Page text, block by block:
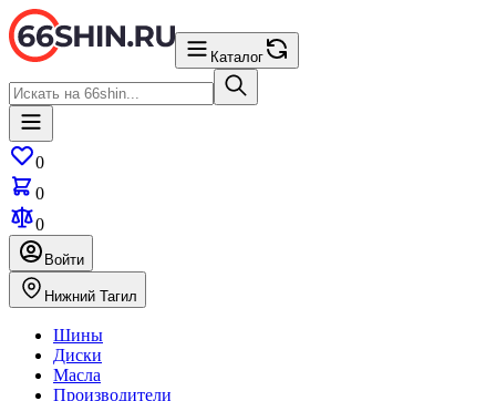
Каталог
0
0
0
Войти
Нижний Тагил
Шины
Диски
Масла
Производители